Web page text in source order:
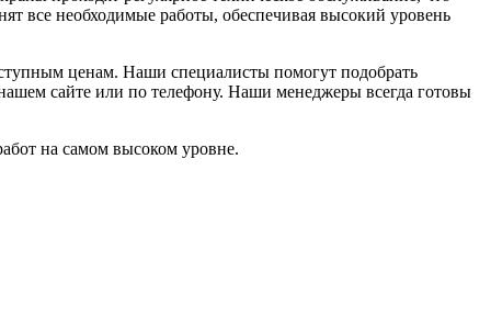
все необходимые работы, обеспечивая высокий уровень
ценам. Наши специалисты помогут подобрать
сайте или по телефону. Наши менеджеры всегда готовы
на самом высоком уровне.